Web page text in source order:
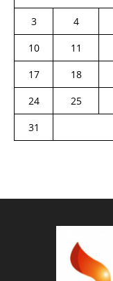
3
4
10
11
17
18
24
25
31